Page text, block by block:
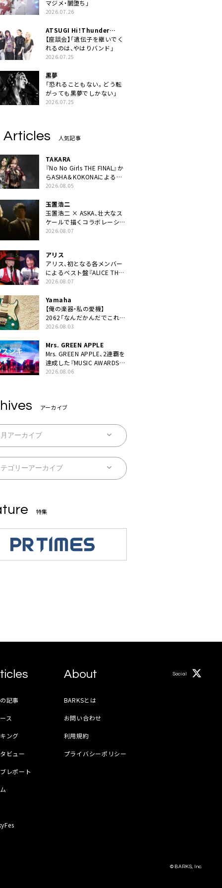
マジメ・闇堕ち」
2026.07.26
ATSUGI Hi！Thunder
Rock Festival
【座談会】「遺伝子を継いでく
れるのは、やはりバンド」
2026.07.25
黒夢
「恐れることもない。どう転
がっても黒夢でしかない」
2026.07.25
Articles 人気記事
TAKARA
『No No Girls THE FINAL』か
らASHA＆KOKONAによるユ
ニット・TAKARAがデビュー
2026.08.05
玉置浩二
玉置浩二 × ASKA、壮大なス
ケールで描くコラボレーショ
ン曲「音銀河」リリース決定。
2026.08.07
アリス
アリス、初となる各メンバー
によるベスト盤『ALICE THE
BEST “TORILOGY”』リリー
2026.08.07
Yamaha
【俺の楽器・私の愛機】
2062「なんだかんだでこれが
1番」
2026.08.03
Mrs. GREEN APPLE
Mrs. GREEN APPLE、2連覇を
達成した『MUSIC AWARDS
JAPAN 2026』での「クスシ
2026.08.06
アーカイブ
特集
記事
ス
ング
ビュー
レポート
About
BARKSとは
お問い合わせ
利用規約
プライバシーポリシー
Social
© BARKS, Inc.